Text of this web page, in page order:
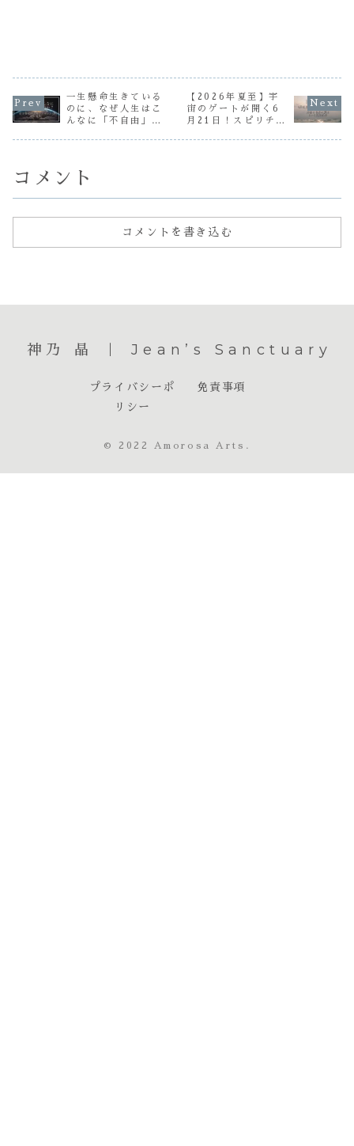
一生懸命生きている
のに、なぜ人生はこ
んなに「不自由」な
【2026年夏至】宇
宙のゲートが開く6
月21日！スピリチュ
コメント
コメントを書き込む
神乃 晶 ｜ Jean’s Sanctuary
プライバシーポ
リシー
免責事項
© 2022 Amorosa Arts.